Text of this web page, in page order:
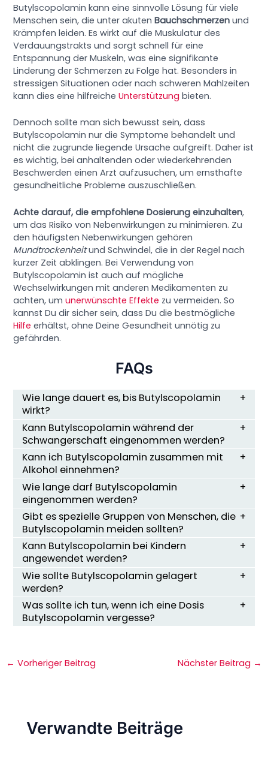
Butylscopolamin kann eine sinnvolle Lösung für viele
Menschen sein, die unter akutenBauchschmerzen und
Krämpfen leiden. Es wirkt auf die Muskulatur des
Verdauungstrakts und sorgt schnell für eine
Entspannung der Muskeln, was eine signifikante
Linderung der Schmerzen zu Folge hat. Besonders in
stressigen Situationen oder nach schweren Mahlzeiten
kann dies eine hilfreicheUnterstützung bieten.
Dennoch sollte man sich bewusst sein, dass
Butylscopolamin nur die Symptome behandelt und
nicht die zugrunde liegende Ursache aufgreift. Daher ist
es wichtig, bei anhaltenden oder wiederkehrenden
Beschwerden einen Arzt aufzusuchen, um ernsthafte
gesundheitliche Probleme auszuschließen.
Achte darauf, die empfohlene Dosierung einzuhalten,
um das Risiko von Nebenwirkungen zu minimieren. Zu
den häufigsten Nebenwirkungen gehören
Mundtrockenheitund Schwindel, die in der Regel nach
kurzer Zeit abklingen. Bei Verwendung von
Butylscopolamin ist auch auf mögliche
Wechselwirkungen mit anderen Medikamenten zu
achten, umunerwünschte Effekte zu vermeiden. So
kannst Du dir sicher sein, dass Du die bestmögliche
Hilfe erhältst, ohne Deine Gesundheit unnötig zu
gefährden.
FAQs
Wie lange dauert es, bis Butylscopolamin
wirkt?
Kann Butylscopolamin während der
Schwangerschaft eingenommen werden?
Kann ich Butylscopolamin zusammen mit
Alkohol einnehmen?
Wie lange darf Butylscopolamin
eingenommen werden?
Gibt es spezielle Gruppen von Menschen, die
Butylscopolamin meiden sollten?
Kann Butylscopolamin bei Kindern
angewendet werden?
Wie sollte Butylscopolamin gelagert
werden?
Was sollte ich tun, wenn ich eine Dosis
Butylscopolamin vergesse?
← Vorheriger Beitrag Nächster Beitrag →
Verwandte Beiträge